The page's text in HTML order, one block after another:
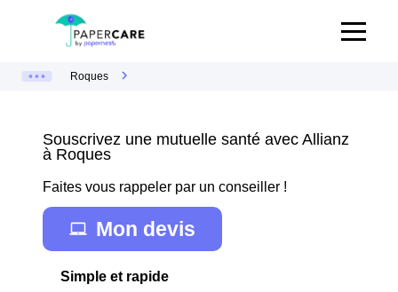
Roques
Souscrivez une mutuelle santé avec Allianz
à Roques
Faites vous rappeler par un conseiller !
Mon devis
Simple et rapide